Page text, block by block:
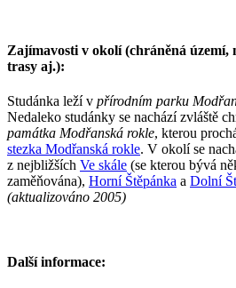
Zajímavosti v okolí (chráněná území,
trasy aj.):
Studánka leží v přírodním parku
Nedaleko studánky se nachází zvláště
památka Modřanská rokle, kterou
stezka Modřanská rokle. V okolí se
z nejbližších Ve skále (se kterou bývá
zaměňována), Horní Štěpánka a Dolní
(aktualizováno 2005)
Další informace: